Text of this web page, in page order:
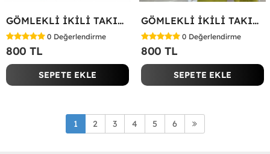
GÖMLEKLİ İKİLİ TAKIM Kırmızı
0 Değerlendirme
800 TL
SEPETE EKLE
GÖMLEKLİ İKİLİ TAKIM Yeşil
0 Değerlendirme
800 TL
SEPETE EKLE
1 2 3 4 5 6